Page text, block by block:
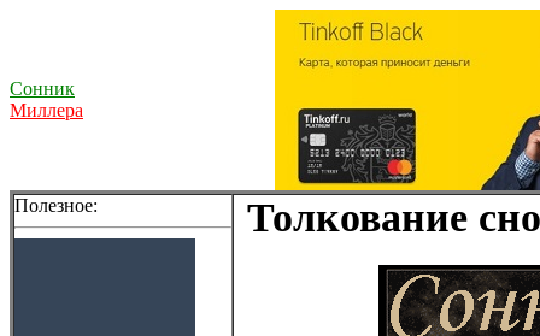
Сонник
Миллера
Полезное: Толкование